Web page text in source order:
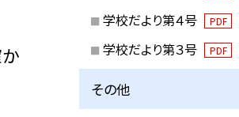
学校だより第４号 PDF
学校だより第３号 PDF
その他